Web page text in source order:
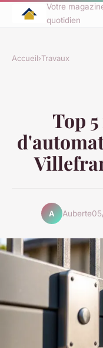
Votre
quotidien
Accueil›Travaux
Top
A Auberte